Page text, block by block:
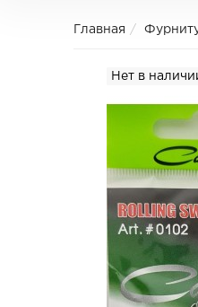
Главная
Нет в